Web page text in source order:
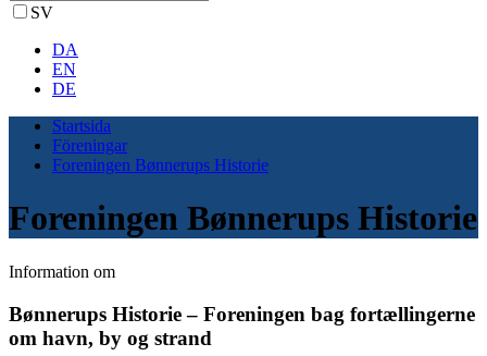
SV
DA
EN
DE
Startsida
Föreningar
Foreningen Bønnerups Historie
Foreningen Bønnerups Historie
Information om
Bønnerups Historie – Foreningen bag fortællingerne
om havn, by og strand